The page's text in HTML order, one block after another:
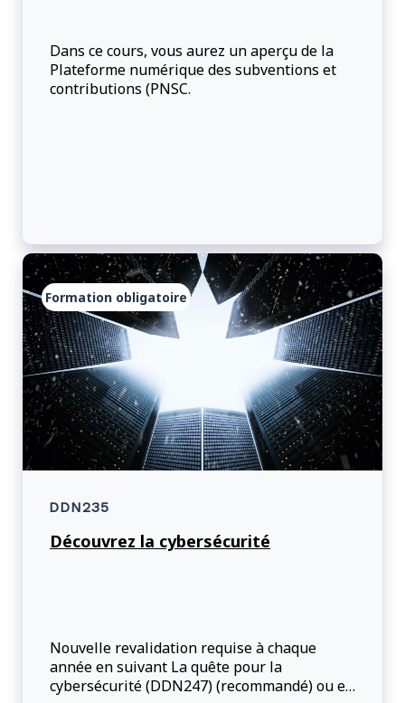
Dans ce cours, vous aurez un aperçu de la
Plateforme numérique des subventions et
contributions (PNSC.
Formation obligatoire
DDN235
Découvrez la cybersécurité
Nouvelle revalidation requise à chaque
année en suivant La quête pour la
cybersécurité (DDN247) (recommandé) ou en